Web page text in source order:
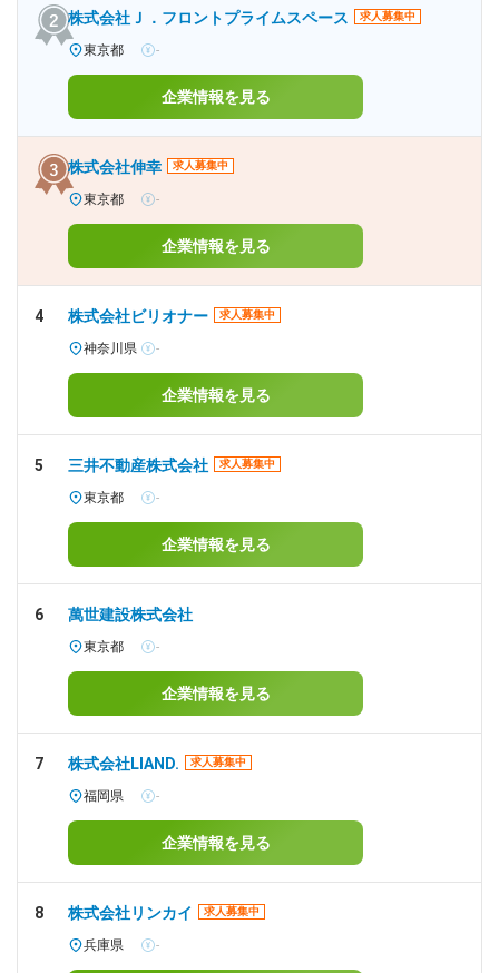
株式会社Ｊ．フロントプライムスペース 求人募集中
東京都 -
企業情報を見る
株式会社伸幸 求人募集中
東京都 -
企業情報を見る
4 株式会社ビリオナー 求人募集中
神奈川県 -
企業情報を見る
5 三井不動産株式会社 求人募集中
東京都 -
企業情報を見る
6 萬世建設株式会社
東京都 -
企業情報を見る
7 株式会社LIAND. 求人募集中
福岡県 -
企業情報を見る
8 株式会社リンカイ 求人募集中
兵庫県 -